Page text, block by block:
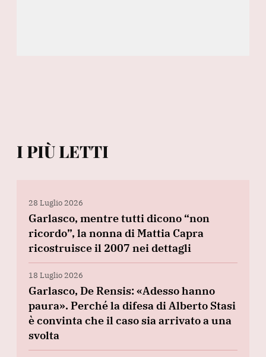
I PIÙ LETTI
28 Luglio 2026
Garlasco, mentre tutti dicono “non
ricordo”, la nonna di Mattia Capra
ricostruisce il 2007 nei dettagli
18 Luglio 2026
Garlasco, De Rensis: «Adesso hanno
paura». Perché la difesa di Alberto Stasi
è convinta che il caso sia arrivato a una
svolta